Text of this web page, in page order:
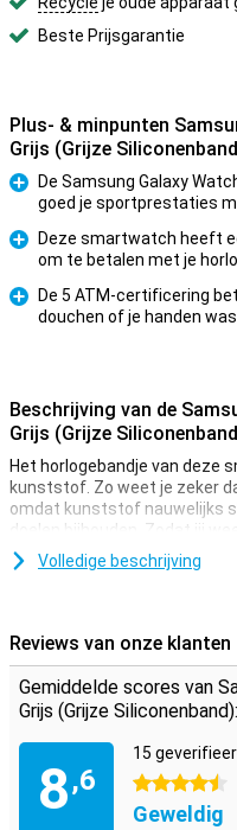
Beste Prijsgarantie
Plus- & minpunten
Grijs (Grijze
Pluspunt
De Samsung Galaxy
goed je sportprestaties
Pluspunt
Deze smartwatch heeft
om te betalen met je
Pluspunt
De 5 ATM-certificering
douchen of je handen
Beschrijving van de
Grijs (Grijze
Het horlogebandje van deze
kunststof. Zo weet je zeker
omdat kunststof nauwelijks
doelen bijhouden. Zodat jij
ervoor zorgt dat je batterij
dat superslim.Deze luxe
is uit aluminium. Dit
nog eens mooi uit!Deze
ingebouwde calorieënteller
van jouw gezondheid.
Volledige beschrijving
Reviews van onze klanten
Gemiddelde scores van
Grijs (Grijze Siliconenband):
8,6
15
4.5 sterren
Geweldig